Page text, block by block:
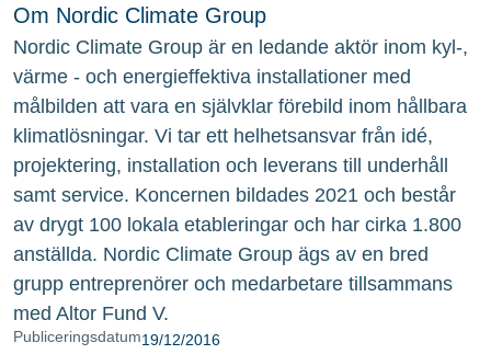
Publiceringsdatum19/12/2016
Om Nordic Climate Group
Nordic Climate Group är en ledande aktör inom kyl-,
värme - och energieffektiva installationer med
målbilden att vara en självklar förebild inom hållbara
klimatlösningar. Vi tar ett helhetsansvar från idé,
projektering, installation och leverans till underhåll
samt service. Koncernen bildades 2021 och består
av drygt 100 lokala etableringar och har cirka 1.800
anställda. Nordic Climate Group ägs av en bred
grupp entreprenörer och medarbetare tillsammans
med Altor Fund V.